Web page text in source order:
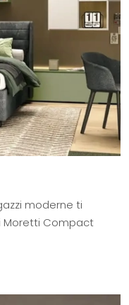
moderne ti
Moretti Compact